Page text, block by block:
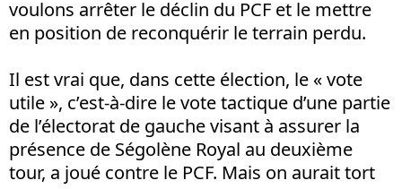
voulons arrêter le déclin du PCF et le mettre
en position de reconquérir le terrain perdu.
Il est vrai que, dans cette élection, le « vote
utile », c’est-à-dire le vote tactique d’une partie
de l’électorat de gauche visant à assurer la
présence de Ségolène Royal au deuxième
tour, a joué contre le PCF. Mais on aurait tort